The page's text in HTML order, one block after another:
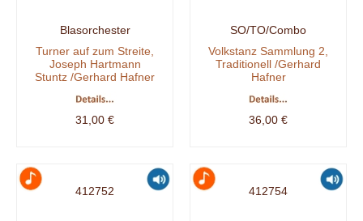
Blasorchester
Turner auf zum Streite,
Joseph Hartmann
Stuntz /Gerhard Hafner
31,00 €
SO/TO/Combo
Volkstanz Sammlung 2,
Traditionell /Gerhard
Hafner
36,00 €
412752 412754